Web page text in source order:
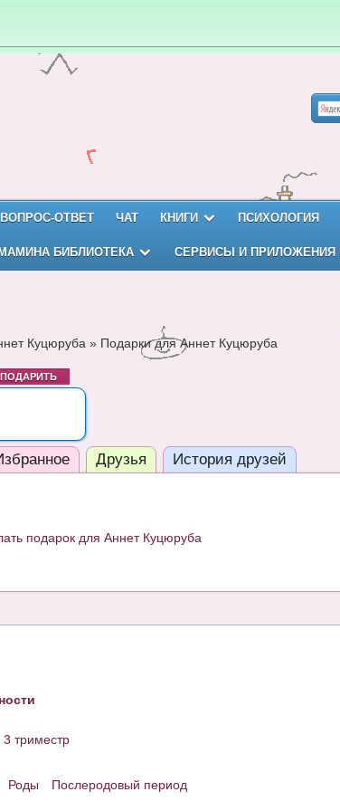
ВОПРОС-ОТВЕТ ЧАТ КНИГИ ПСИХОЛОГИЯ
МАМИНА БИБЛИОТЕКА СЕРВИСЫ И ПРИЛОЖЕНИЯ
Куцюруба » Подарки для Аннет Куцюруба
ПОДАРИТЬ
Друзья История друзей
подарок для Аннет Куцюруба
3 триместр
Роды
Послеродовый период